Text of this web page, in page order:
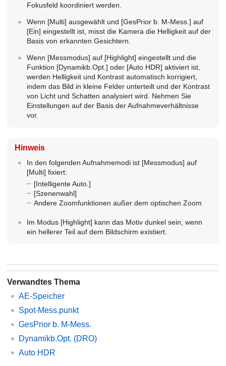
Fokusfeld koordiniert werden.
Wenn [Multi] ausgewählt und [GesPrior b. M-Mess.] auf
[Ein] eingestellt ist, misst die Kamera die Helligkeit auf der
Basis von erkannten Gesichtern.
Wenn [Messmodus] auf [Highlight] eingestellt und die
Funktion [Dynamikb.Opt.] oder [Auto HDR] aktiviert ist,
werden Helligkeit und Kontrast automatisch korrigiert,
indem das Bild in kleine Felder unterteilt und der Kontrast
von Licht und Schatten analysiert wird. Nehmen Sie
Einstellungen auf der Basis der Aufnahmeverhältnisse
vor.
Hinweis
In den folgenden Aufnahmemodi ist [Messmodus] auf
[Multi] fixiert:
[Intelligente Auto.]
[Szenenwahl]
Andere Zoomfunktionen außer dem optischen Zoom
Im Modus [Highlight] kann das Motiv dunkel sein, wenn
ein hellerer Teil auf dem Bildschirm existiert.
Verwandtes Thema
AE-Speicher
Spot-Mess.punkt
GesPrior b. M-Mess.
Dynamikb.Opt. (DRO)
Auto HDR